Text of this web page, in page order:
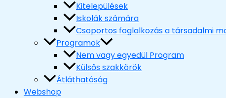
Kitelepülések
Iskolák számára
Csoportos foglalkozás a társadalmi
Programok
Nem vagy egyedül Program
Külsős szakkörök
Átláthatóság
Webshop